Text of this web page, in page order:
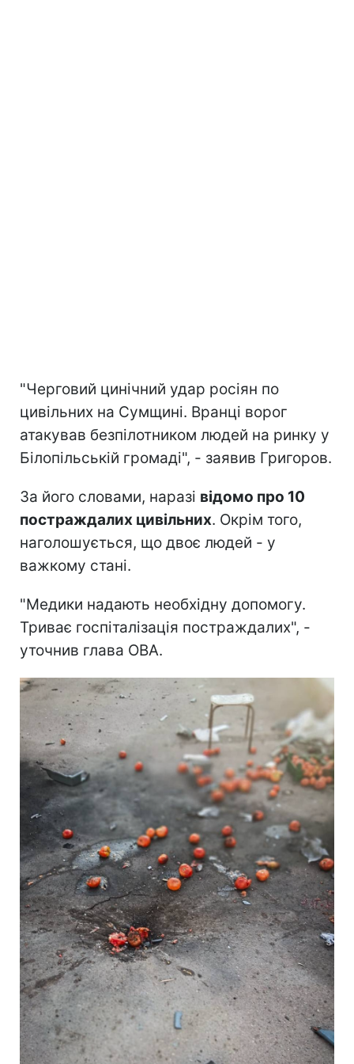
"Черговий цинічний удар росіян по
цивільних на Сумщині. Вранці ворог
атакував безпілотником людей на ринку у
Білопільській громаді", - заявив Григоров.
За його словами, наразі відомо про 10
постраждалих цивільних. Окрім того,
наголошується, що двоє людей - у
важкому стані.
"Медики надають необхідну допомогу.
Триває госпіталізація постраждалих", -
уточнив глава ОВА.